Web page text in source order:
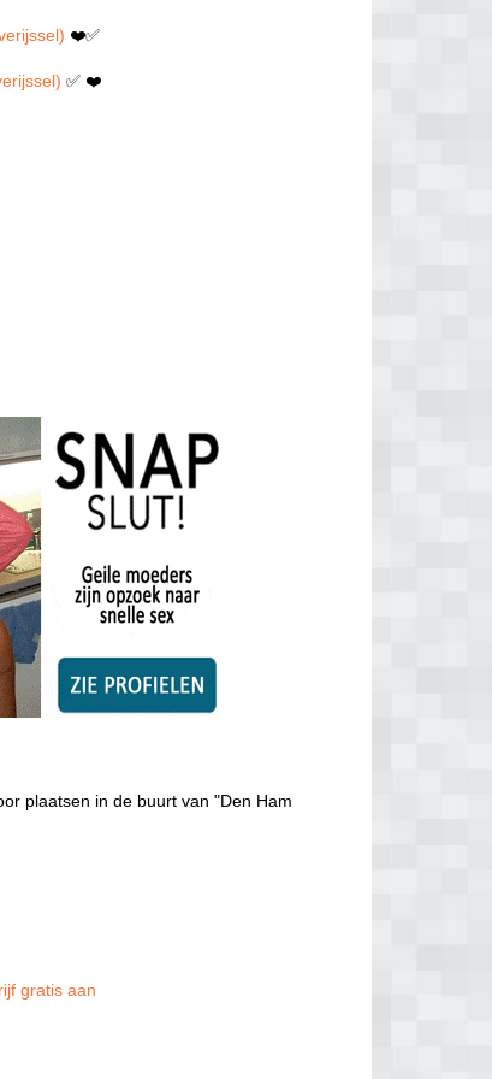
❤️✅
✅ ❤️
plaatsen in de buurt van "Den Ham
gratis aan